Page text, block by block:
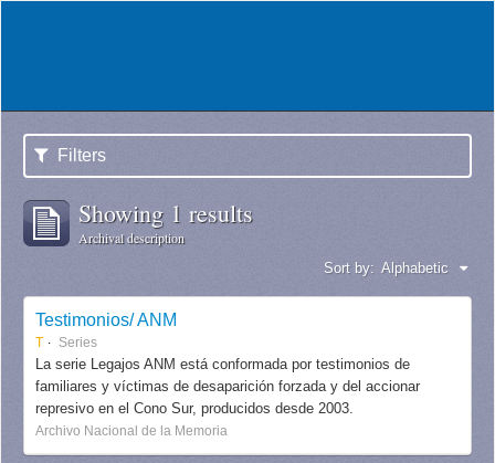
Filters
Showing 1 results
Archival description
Sort by: Alphabetic
Testimonios/ ANM
T Series
La serie Legajos ANM está conformada por testimonios de
familiares y víctimas de desaparición forzada y del accionar
represivo en el Cono Sur, producidos desde 2003.
Archivo Nacional de la Memoria